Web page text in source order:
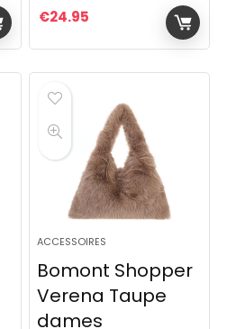
€24.95
ACCESSOIRES
Bomont Shopper
Verena Taupe
dames